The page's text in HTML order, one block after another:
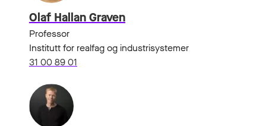
Olaf Hallan Graven
Professor
Institutt for realfag og industrisystemer
31 00 89 01